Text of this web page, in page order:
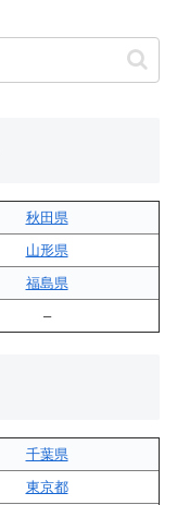
秋田県
山形県
福島県
–
千葉県
東京都